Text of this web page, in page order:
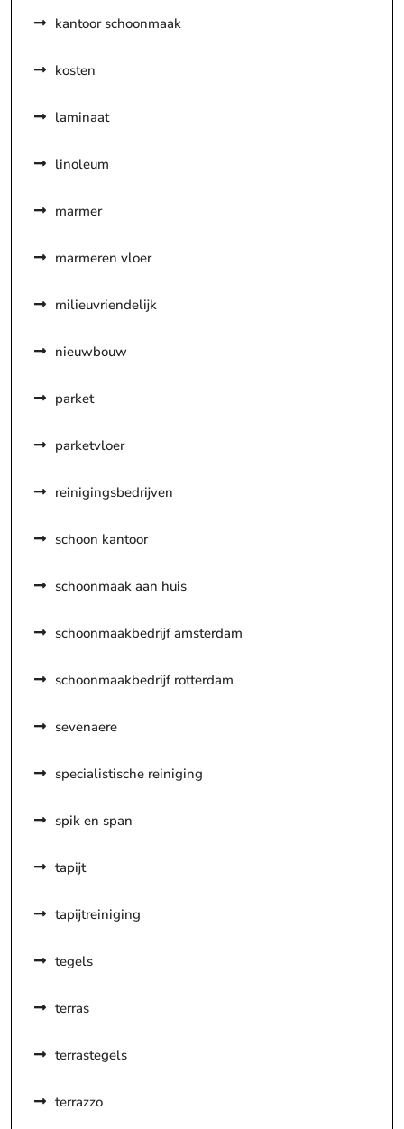
kantoor schoonmaak
kosten
laminaat
linoleum
marmer
marmeren vloer
milieuvriendelijk
nieuwbouw
parket
parketvloer
reinigingsbedrijven
schoon kantoor
schoonmaak aan huis
schoonmaakbedrijf amsterdam
schoonmaakbedrijf rotterdam
sevenaere
specialistische reiniging
spik en span
tapijt
tapijtreiniging
tegels
terras
terrastegels
terrazzo